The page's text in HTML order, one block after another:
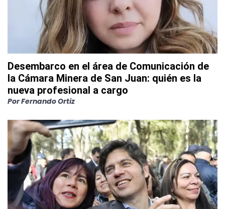
Desembarco en el área de Comunicación de
la Cámara Minera de San Juan: quién es la
nueva profesional a cargo
PorFernando Ortiz